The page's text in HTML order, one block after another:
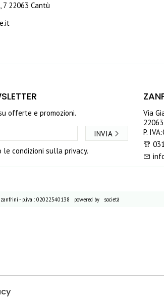
22063 Cantù
offerte e promozioni.
condizioni sulla privacy.
INVIA
Via
P.
- p.iva : 02022540138 powered by società